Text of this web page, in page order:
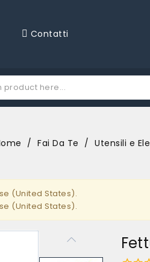
Contatti
Fai Da Te Utensili e
(United States).
(United States).